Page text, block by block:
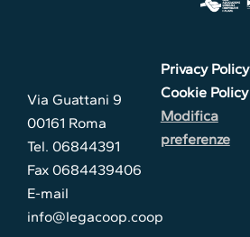
Via Guattani 9
00161 Roma
Tel. 06844391
Fax 0684439406
E-mail
info@legacoop.coop
Privacy Policy
Cookie Policy
Modifica
preferenze